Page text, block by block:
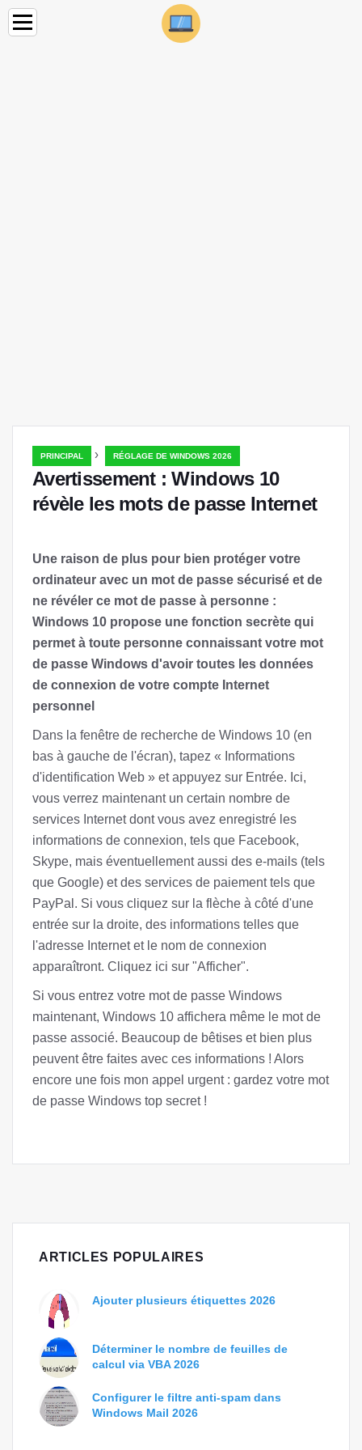
PRINCIPAL › RÉGLAGE DE WINDOWS 2026
Avertissement : Windows 10
révèle les mots de passe Internet
Une raison de plus pour bien protéger votre
ordinateur avec un mot de passe sécurisé et de
ne révéler ce mot de passe à personne :
Windows 10 propose une fonction secrète qui
permet à toute personne connaissant votre mot
de passe Windows d'avoir toutes les données
de connexion de votre compte Internet
personnel
Dans la fenêtre de recherche de Windows 10 (en
bas à gauche de l'écran), tapez « Informations
d'identification Web » et appuyez sur Entrée. Ici,
vous verrez maintenant un certain nombre de
services Internet dont vous avez enregistré les
informations de connexion, tels que Facebook,
Skype, mais éventuellement aussi des e-mails (tels
que Google) et des services de paiement tels que
PayPal. Si vous cliquez sur la flèche à côté d'une
entrée sur la droite, des informations telles que
l'adresse Internet et le nom de connexion
apparaîtront. Cliquez ici sur "Afficher".
Si vous entrez votre mot de passe Windows
maintenant, Windows 10 affichera même le mot de
passe associé. Beaucoup de bêtises et bien plus
peuvent être faites avec ces informations ! Alors
encore une fois mon appel urgent : gardez votre mot
de passe Windows top secret !
ARTICLES POPULAIRES
Ajouter plusieurs étiquettes 2026
Déterminer le nombre de feuilles de
calcul via VBA 2026
Configurer le filtre anti-spam dans
Windows Mail 2026